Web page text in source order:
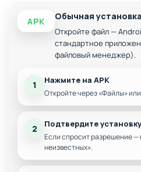
APK Обычная установка
Откройте файл —
стандартное
файловый менеджер).
1 Нажмите на APK
Откройте через «Файлы»
2 Подтвердите установку
Если спросит разрешение —
неизвестных».